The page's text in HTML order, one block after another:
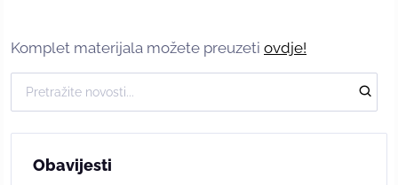
Komplet materijala možete preuzeti ovdje!
Obavijesti